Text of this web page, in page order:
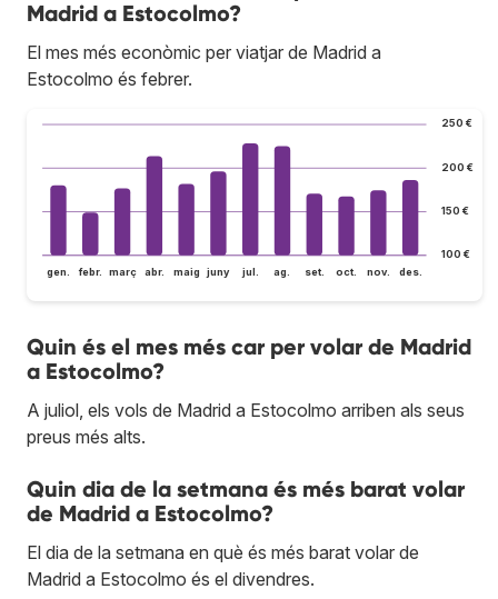
Madrid a Estocolmo?
El mes més econòmic per viatjar de Madrid a
Estocolmo és febrer.
100 €
150 €
200 €
250 €
gen. febr. març abr. maig juny jul. ag. set. oct. nov. des.
Quin és el mes més car per volar de Madrid
a Estocolmo?
A juliol, els vols de Madrid a Estocolmo arriben als seus
preus més alts.
Quin dia de la setmana és més barat volar
de Madrid a Estocolmo?
El dia de la setmana en què és més barat volar de
Madrid a Estocolmo és el divendres.